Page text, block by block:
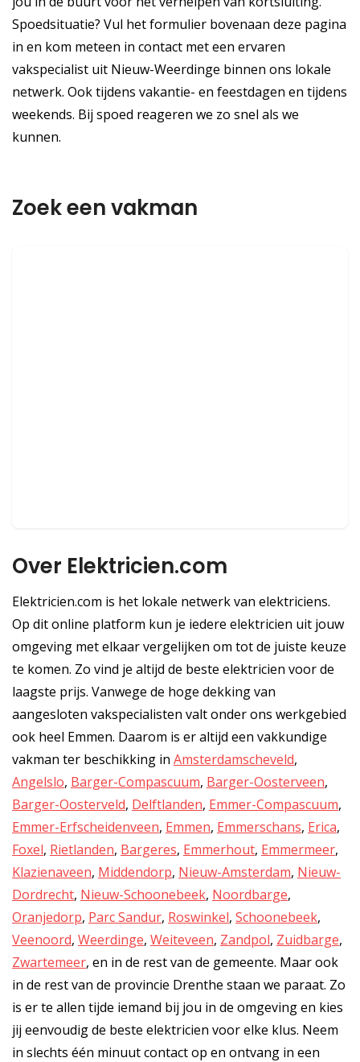
Spoedsituatie? Vul het formulier bovenaan deze pagina
in en kom meteen in contact met een ervaren
vakspecialist uit Nieuw-Weerdinge binnen ons lokale
netwerk. Ook tijdens vakantie- en feestdagen en tijdens
weekends. Bij spoed reageren we zo snel als we
kunnen.
Zoek een vakman
Over Elektricien.com
Elektricien.com is het lokale netwerk van elektriciens.
Op dit online platform kun je iedere elektricien uit jouw
omgeving met elkaar vergelijken om tot de juiste keuze
te komen. Zo vind je altijd de beste elektricien voor de
laagste prijs. Vanwege de hoge dekking van
aangesloten vakspecialisten valt onder ons werkgebied
ook heel Emmen. Daarom is er altijd een vakkundige
vakman ter beschikking in Amsterdamscheveld,
Angelslo, Barger-Compascuum, Barger-Oosterveen,
Barger-Oosterveld, Delftlanden, Emmer-Compascuum,
Emmer-Erfscheidenveen, Emmen, Emmerschans, Erica,
Foxel, Rietlanden, Bargeres, Emmerhout, Emmermeer,
Klazienaveen, Middendorp, Nieuw-Amsterdam, Nieuw-
Dordrecht, Nieuw-Schoonebeek, Noordbarge,
Oranjedorp, Parc Sandur, Roswinkel, Schoonebeek,
Veenoord, Weerdinge, Weiteveen, Zandpol, Zuidbarge,
Zwartemeer, en in de rest van de gemeente. Maar ook
in de rest van de provincie Drenthe staan we paraat. Zo
is er te allen tijde iemand bij jou in de omgeving en kies
jij eenvoudig de beste elektricien voor elke klus. Neem
in slechts één minuut contact op en ontvang in een